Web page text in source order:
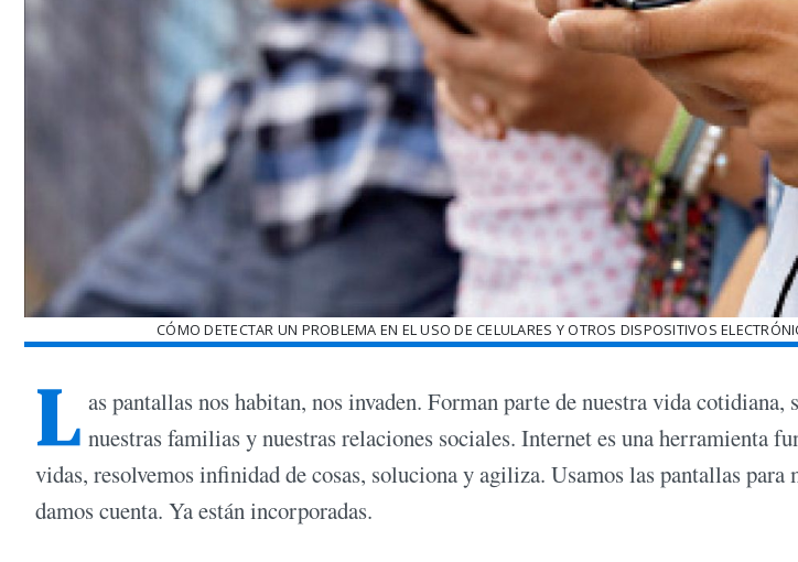
CÓMO DETECTAR UN PROBLEMA EN EL USO DE CELULARES Y OTROS DISPOSITIVOS
L as pantallas nos habitan, nos invaden. Forman parte de nuestra vida cotidiana,
nuestras familias y nuestras relaciones sociales. Internet es una herramienta
vidas, resolvemos infinidad de cosas, soluciona y agiliza. Usamos las pantallas para
damos cuenta. Ya están incorporadas.